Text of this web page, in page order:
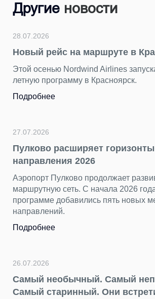
Другие новости
28.07.2026
Новый рейс на маршруте в
Этой осенью Nordwind Airlines
летную программу в Красноярск.
Подробнее
27.07.2026
Пулково расширяет
направления 2026
Аэропорт Пулково продолжает
маршрутную сеть. С начала 2026
программе добавились пять новых
направлений.
Подробнее
26.07.2026
Самый необычный. Самый
Самый старинный. Они